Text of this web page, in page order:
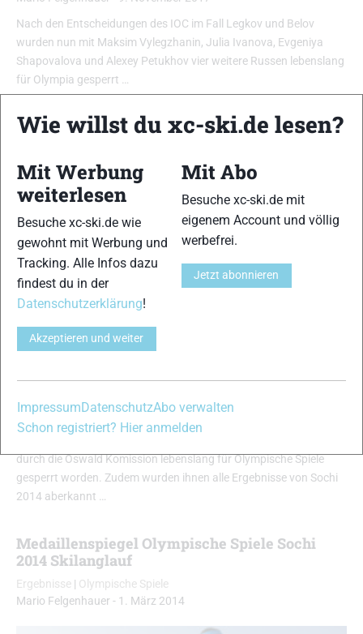
Nach den Entscheidungen des IOC im Fall Legkov und Belov
wurden nun mit Maksim Vylegzhanin, Julia Ivanova, Evgeniya
Shapovalova und Alexey Petukhov vier weitere Russen lebenslang
für Olympia gesperrt …
Legkov und Belov vom IOC lebenslang von
Mario Felgenhauer-1. November 2017
durch die Oswald Komission lebenslang für Olympische Spiele
gesperrt worden. Zudem wurden ihnen alle Ergebnisse von Sochi
2014 aberkannt …
Medaillenspiegel Olympische Spiele Sochi
2014 Skilanglauf
Ergebnisse | Olympische Spiele
Mario Felgenhauer - 1. März 2014
Wie willst du xc-ski.de lesen?
Mit Werbung
weiterlesen
Besuche xc-ski.de wie
gewohnt mit Werbung und
Tracking. Alle Infos dazu
findest du in der
Datenschutzerklärung!
Akzeptieren und weiter
Mit Abo
Besuche xc-ski.de mit
eigenem Account und völlig
werbefrei.
Jetzt abonnieren
Impressum DatenschutzAbo verwalten
Schon registriert? Hier anmelden